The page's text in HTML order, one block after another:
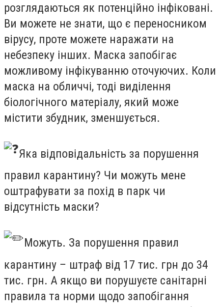
розглядаються як потенційно інфіковані.
Ви можете не знати, що є переносником
вірусу, проте можете наражати на
небезпеку інших. Маска запобігає
можливому інфікуванню оточуючих. Коли
маска на обличчі, тоді виділення
біологічного матеріалу, який може
містити збудник, зменшується.
Яка відповідальність за порушення
правил карантину? Чи можуть мене
оштрафувати за похід в парк чи
відсутність маски?
Можуть. За порушення правил
карантину – штраф від 17 тис. грн до 34
тис. грн. А якщо ви порушуєте санітарні
правила та норми щодо запобігання